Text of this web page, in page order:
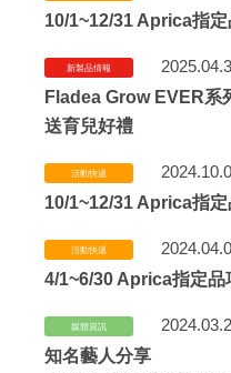
10/1~12/31 Aprica指定
新製品情報
Fladea Grow EVER系
送育兒好禮
活動快遞
10/1~12/31 Aprica指
活動快遞
4/1~6/30 Aprica指定品
媒體資訊
知名藝人分享